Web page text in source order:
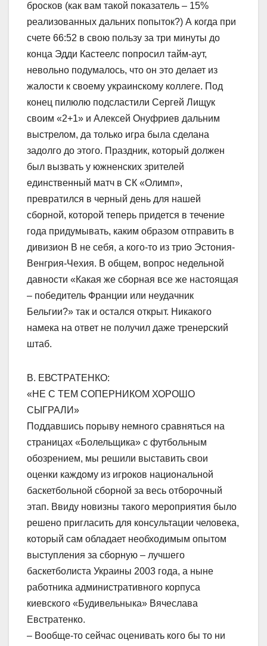
бросков (как вам такой показатель – 15%
реализованных дальних попыток?) А когда при
счете 66:52 в свою пользу за три минуты до
конца Эдди Кастеелс попросил тайм-аут,
невольно подумалось, что он это делает из
жалости к своему украинскому коллеге. Под
конец пилюлю подсластили Сергей Лищук
своим «2+1» и Алексей Онуфриев дальним
выстрелом, да только игра была сделана
задолго до этого. Праздник, который должен
был вызвать у южненских зрителей
единственный матч в СК «Олимп»,
превратился в черный день для нашей
сборной, которой теперь придется в течение
года придумывать, каким образом отправить в
дивизион В не себя, а кого-то из трио Эстония-
Венгрия-Чехия. В общем, вопрос недельной
давности «Какая же сборная все же настоящая
– победитель Франции или неудачник
Бельгии?» так и остался открыт. Никакого
намека на ответ не получил даже тренерский
штаб.
В. ЕВСТРАТЕНКО:
«НЕ С ТЕМ СОПЕРНИКОМ ХОРОШО
СЫГРАЛИ»
Поддавшись порыву немного сравняться на
страницах «Болельщика» с футбольным
обозрением, мы решили выставить свои
оценки каждому из игроков национальной
баскетбольной сборной за весь отборочный
этап. Ввиду новизны такого мероприятия было
решено пригласить для консультации человека,
который сам обладает необходимым опытом
выступления за сборную – лучшего
баскетболиста Украины 2003 года, а ныне
работника административного корпуса
киевского «Будивельныка» Вячеслава
Евстратенко.
– Вообще-то сейчас оценивать кого бы то ни